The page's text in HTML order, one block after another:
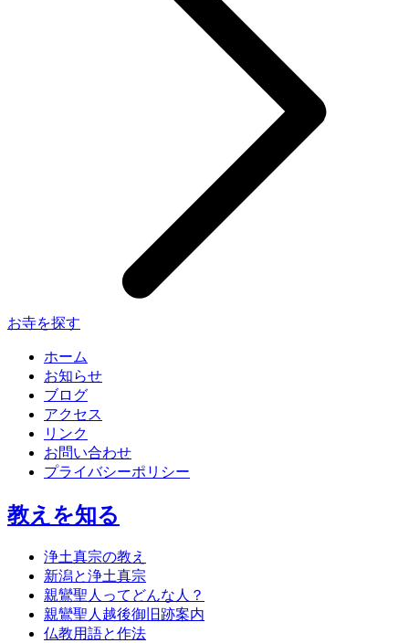
お寺を探す
ホーム
お知らせ
ブログ
アクセス
リンク
お問い合わせ
プライバシーポリシー
教えを知る
浄土真宗の教え
新潟と浄土真宗
親鸞聖人ってどんな人？
親鸞聖人越後御旧跡案内
仏教用語と作法